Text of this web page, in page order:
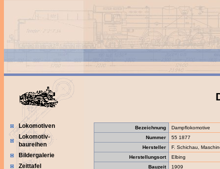
Lokomotiven
Lokomotiv-
baureihen
Bildergalerie
Zeittafel
Bezeichnung
Dampflokomotive
Nummer
55 1877
Hersteller
F. Schichau,
Herstellungsort
Elbing
Bauzeit
1909